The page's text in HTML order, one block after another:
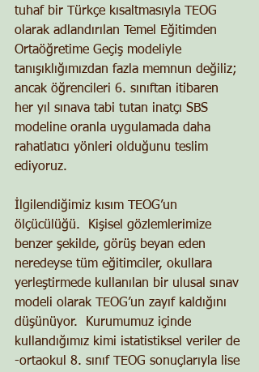
tuhaf bir Türkçe kısaltmasıyla TEOG
olarak adlandırılan Temel Eğitimden
Ortaöğretime Geçiş modeliyle
tanışıklığımızdan fazla memnun değiliz;
ancak öğrencileri 6. sınıftan itibaren
her yıl sınava tabi tutan inatçı SBS
modeline oranla uygulamada daha
rahatlatıcı yönleri olduğunu teslim
ediyoruz.
İlgilendiğimiz kısım TEOG’un
ölçücülüğü.  Kişisel gözlemlerimize
benzer şekilde, görüş beyan eden
neredeyse tüm eğitimciler, okullara
yerleştirmede kullanılan bir ulusal sınav
modeli olarak TEOG’un zayıf kaldığını
düşünüyor.  Kurumumuz içinde
kullandığımız kimi istatistiksel veriler de
-ortaokul 8. sınıf TEOG sonuçlarıyla lise